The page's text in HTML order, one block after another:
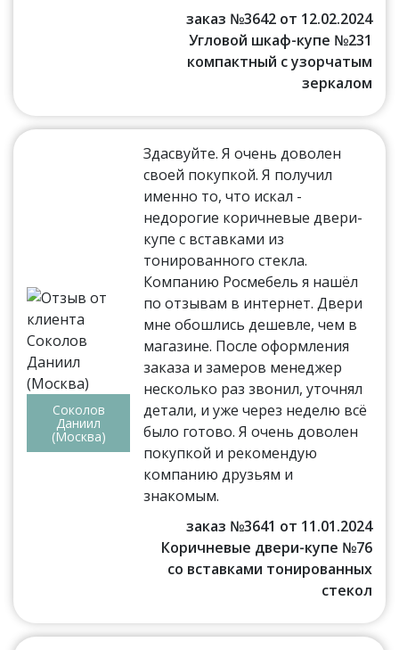
заказ №3642 от 12.02.2024
Угловой шкаф-купе №231
компактный с узорчатым
зеркалом
Соколов
Даниил
(Москва)
Здасвуйте. Я очень доволен
своей покупкой. Я получил
именно то, что искал -
недорогие коричневые двери-
купе с вставками из
тонированного стекла.
Компанию Росмебель я нашёл
по отзывам в интернет. Двери
мне обошлись дешевле, чем в
магазине. После оформления
заказа и замеров менеджер
несколько раз звонил, уточнял
детали, и уже через неделю всё
было готово. Я очень доволен
покупкой и рекомендую
компанию друзьям и
знакомым.
заказ №3641 от 11.01.2024
Коричневые двери-купе №76
со вставками тонированных
стекол